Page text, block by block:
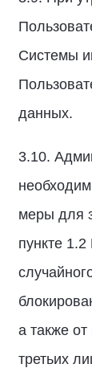
Системы
данных.
3.10.
меры для
пункте
а также
третьих